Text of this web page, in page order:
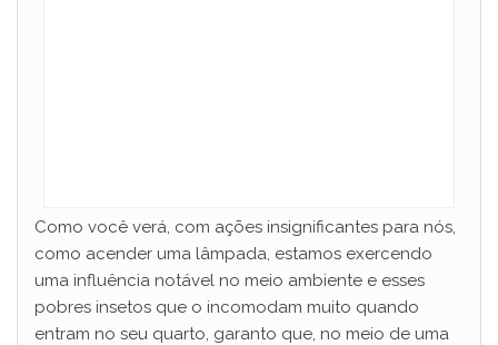
Como você verá, com ações insignificantes para nós,
como acender uma lâmpada, estamos exercendo
uma influência notável no meio ambiente e esses
pobres insetos que o incomodam muito quando
entram no seu quarto, garanto que, no meio de uma